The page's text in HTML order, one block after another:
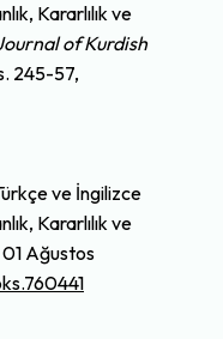
Kararlılık ve
of Kurdish
245-57,
ve İngilizce
Kararlılık ve
Ağustos